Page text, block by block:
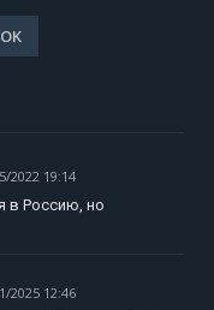
2022 19:14
в Россию, но
2025 12:46